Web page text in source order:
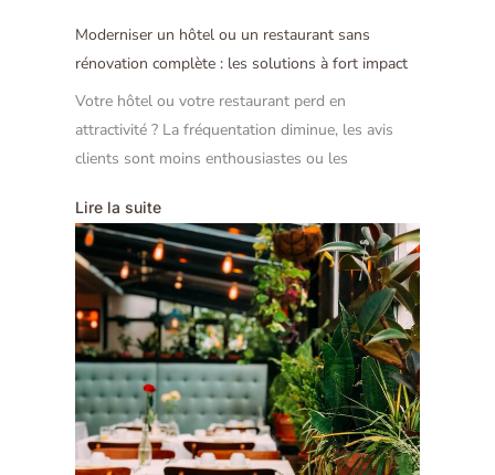
Moderniser un hôtel ou un restaurant sans
rénovation complète : les solutions à fort impact
Votre hôtel ou votre restaurant perd en
attractivité ? La fréquentation diminue, les avis
clients sont moins enthousiastes ou les
Lire la suite